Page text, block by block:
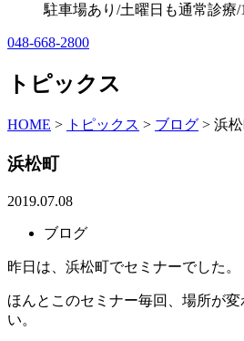
駐車場あり/土曜日も通常診療/
048-668-2800
トピックス
HOME > トピックス > ブログ > 浜
浜松町
2019.07.08
ブログ
昨日は、浜松町でセミナーでした。
ほんとこのセミナー毎回、場所が
い。